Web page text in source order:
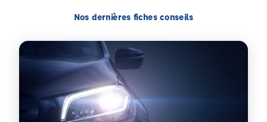
Nos dernières fiches conseils